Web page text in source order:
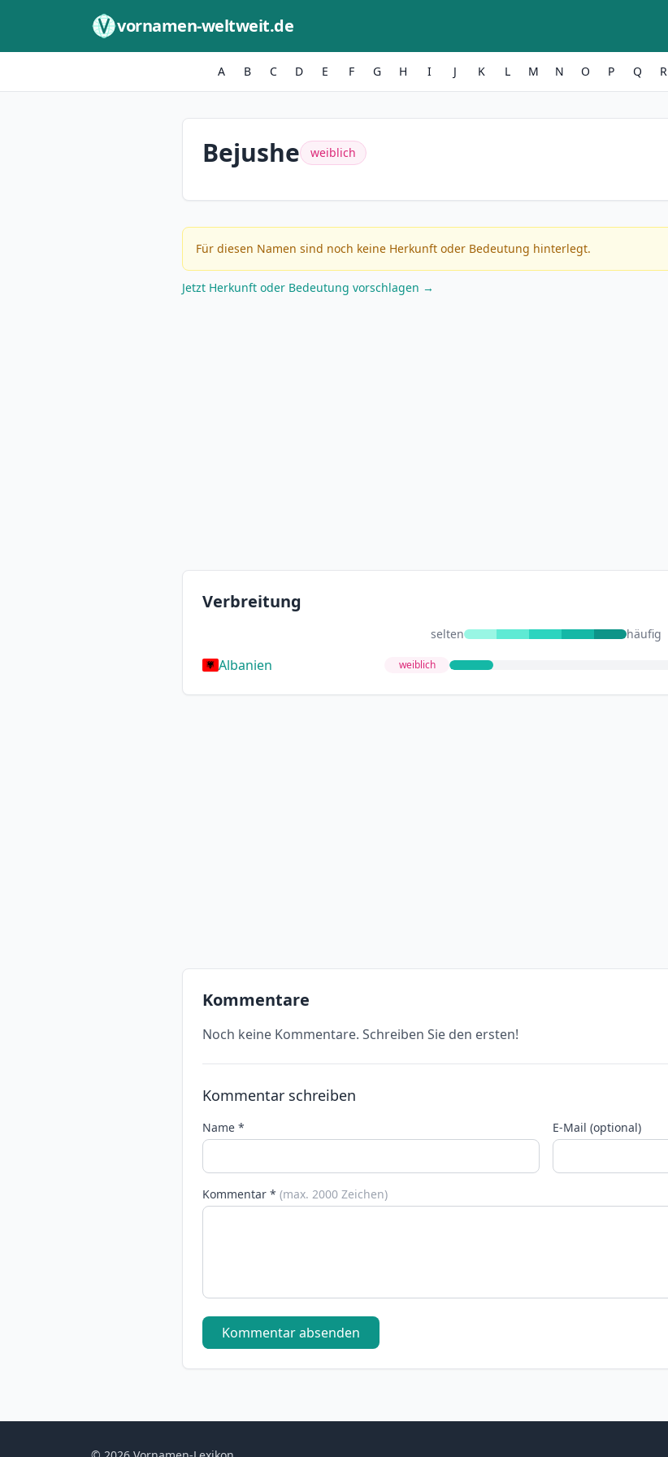
vornamen-weltweit.de
A B C D E F G H I J K L M N O P Q R
Bejushe weiblich
Für diesen Namen sind noch keine Herkunft oder Bedeutung hinterlegt.
Jetzt Herkunft oder Bedeutung vorschlagen →
Verbreitung
selten häufig
Albanien weiblich
Kommentare
Noch keine Kommentare. Schreiben Sie den ersten!
Kommentar schreiben
Name * E-Mail (optional)
Kommentar * (max. 2000 Zeichen)
Kommentar absenden